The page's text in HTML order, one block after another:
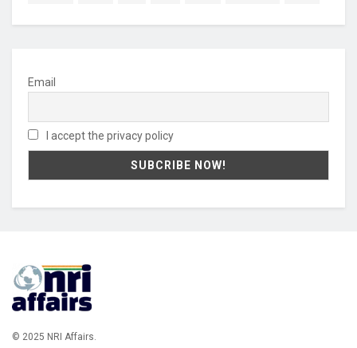
Email
I accept the privacy policy
© 2025 NRI Affairs.